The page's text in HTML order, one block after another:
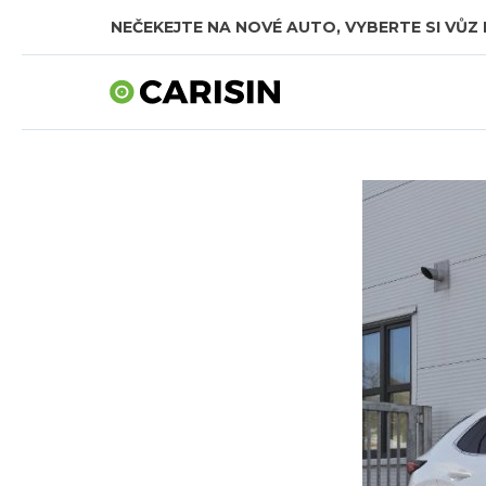
NEČEKEJTE NA NOVÉ AUTO, VYBERTE SI VŮZ
SKLADOVÁ AUTA V CELKOVÉ HODNOTĚ